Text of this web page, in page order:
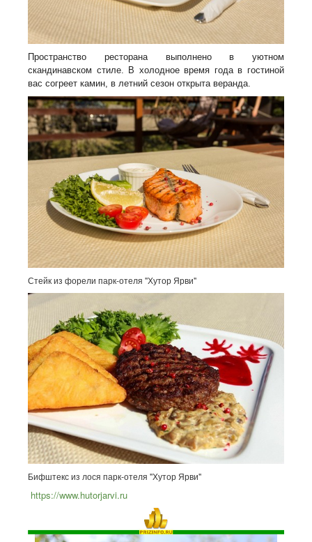
Пространство ресторана выполнено в уютном
скандинавском стиле. В холодное время года в гостиной
вас согреет камин, в летний сезон открыта веранда.
Стейк из форели парк-отеля "Хутор Ярви"
Бифштекс из лося парк-отеля "Хутор Ярви"
https://www.hutorjarvi.ru